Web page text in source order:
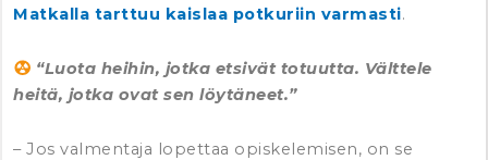
Matkalla tarttuu kaislaa potkuriin varmasti.
“Luota heihin, jotka etsivät totuutta. Välttele
heitä, jotka ovat sen löytäneet.”
– Jos valmentaja lopettaa opiskelemisen, on se